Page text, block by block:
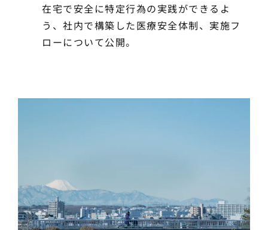
在宅で安全に特定行為の実践ができるよ
う、社内で構築した医療安全体制、実施フ
ローについて公開。